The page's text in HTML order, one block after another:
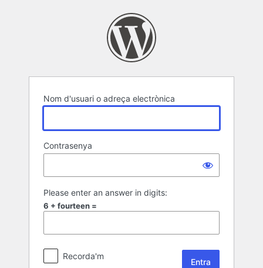
Nom d'usuari o adreça electrònica
Contrasenya
Please enter an answer in digits:
6 + fourteen =
Recorda'm